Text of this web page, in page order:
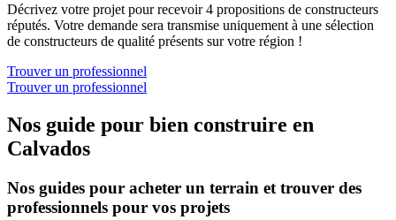
Décrivez votre projet pour recevoir 4 propositions de constructeurs
réputés. Votre demande sera transmise uniquement à une sélection
de constructeurs de qualité présents sur votre région !
Trouver un professionnel
Trouver un professionnel
Nos guide pour bien construire en
Calvados
Nos guides pour acheter un terrain et trouver des
professionnels pour vos projets